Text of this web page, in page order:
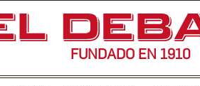
FUNDADO EN 1910